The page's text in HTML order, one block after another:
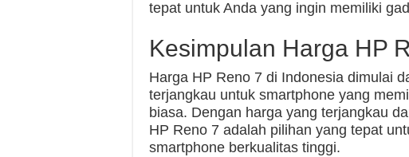
tepat untuk Anda yang ingin memiliki
Kesimpulan Harga HP
Harga HP Reno 7 di Indonesia dimulai
terjangkau untuk smartphone yang
biasa. Dengan harga yang terjangkau
HP Reno 7 adalah pilihan yang tepat
smartphone berkualitas tinggi.